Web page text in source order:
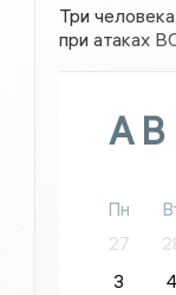
Три
при атаках
Пн
27
3
4